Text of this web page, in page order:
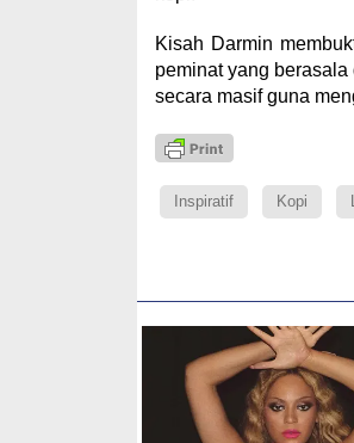
Kisah Darmin
peminat yang
secara masif guna
Inspiratif Kopi